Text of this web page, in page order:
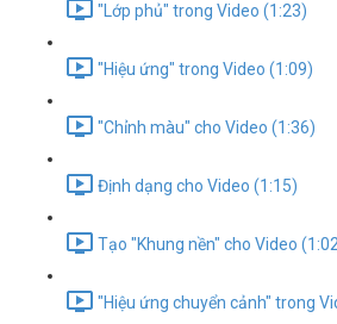
"Lớp phủ" trong Video (1:23)
"Hiệu ứng" trong Video (1:09)
"Chỉnh màu" cho Video (1:36)
Định dạng cho Video (1:15)
Tạo "Khung nền" cho Video
"Hiệu ứng chuyển cảnh" trong